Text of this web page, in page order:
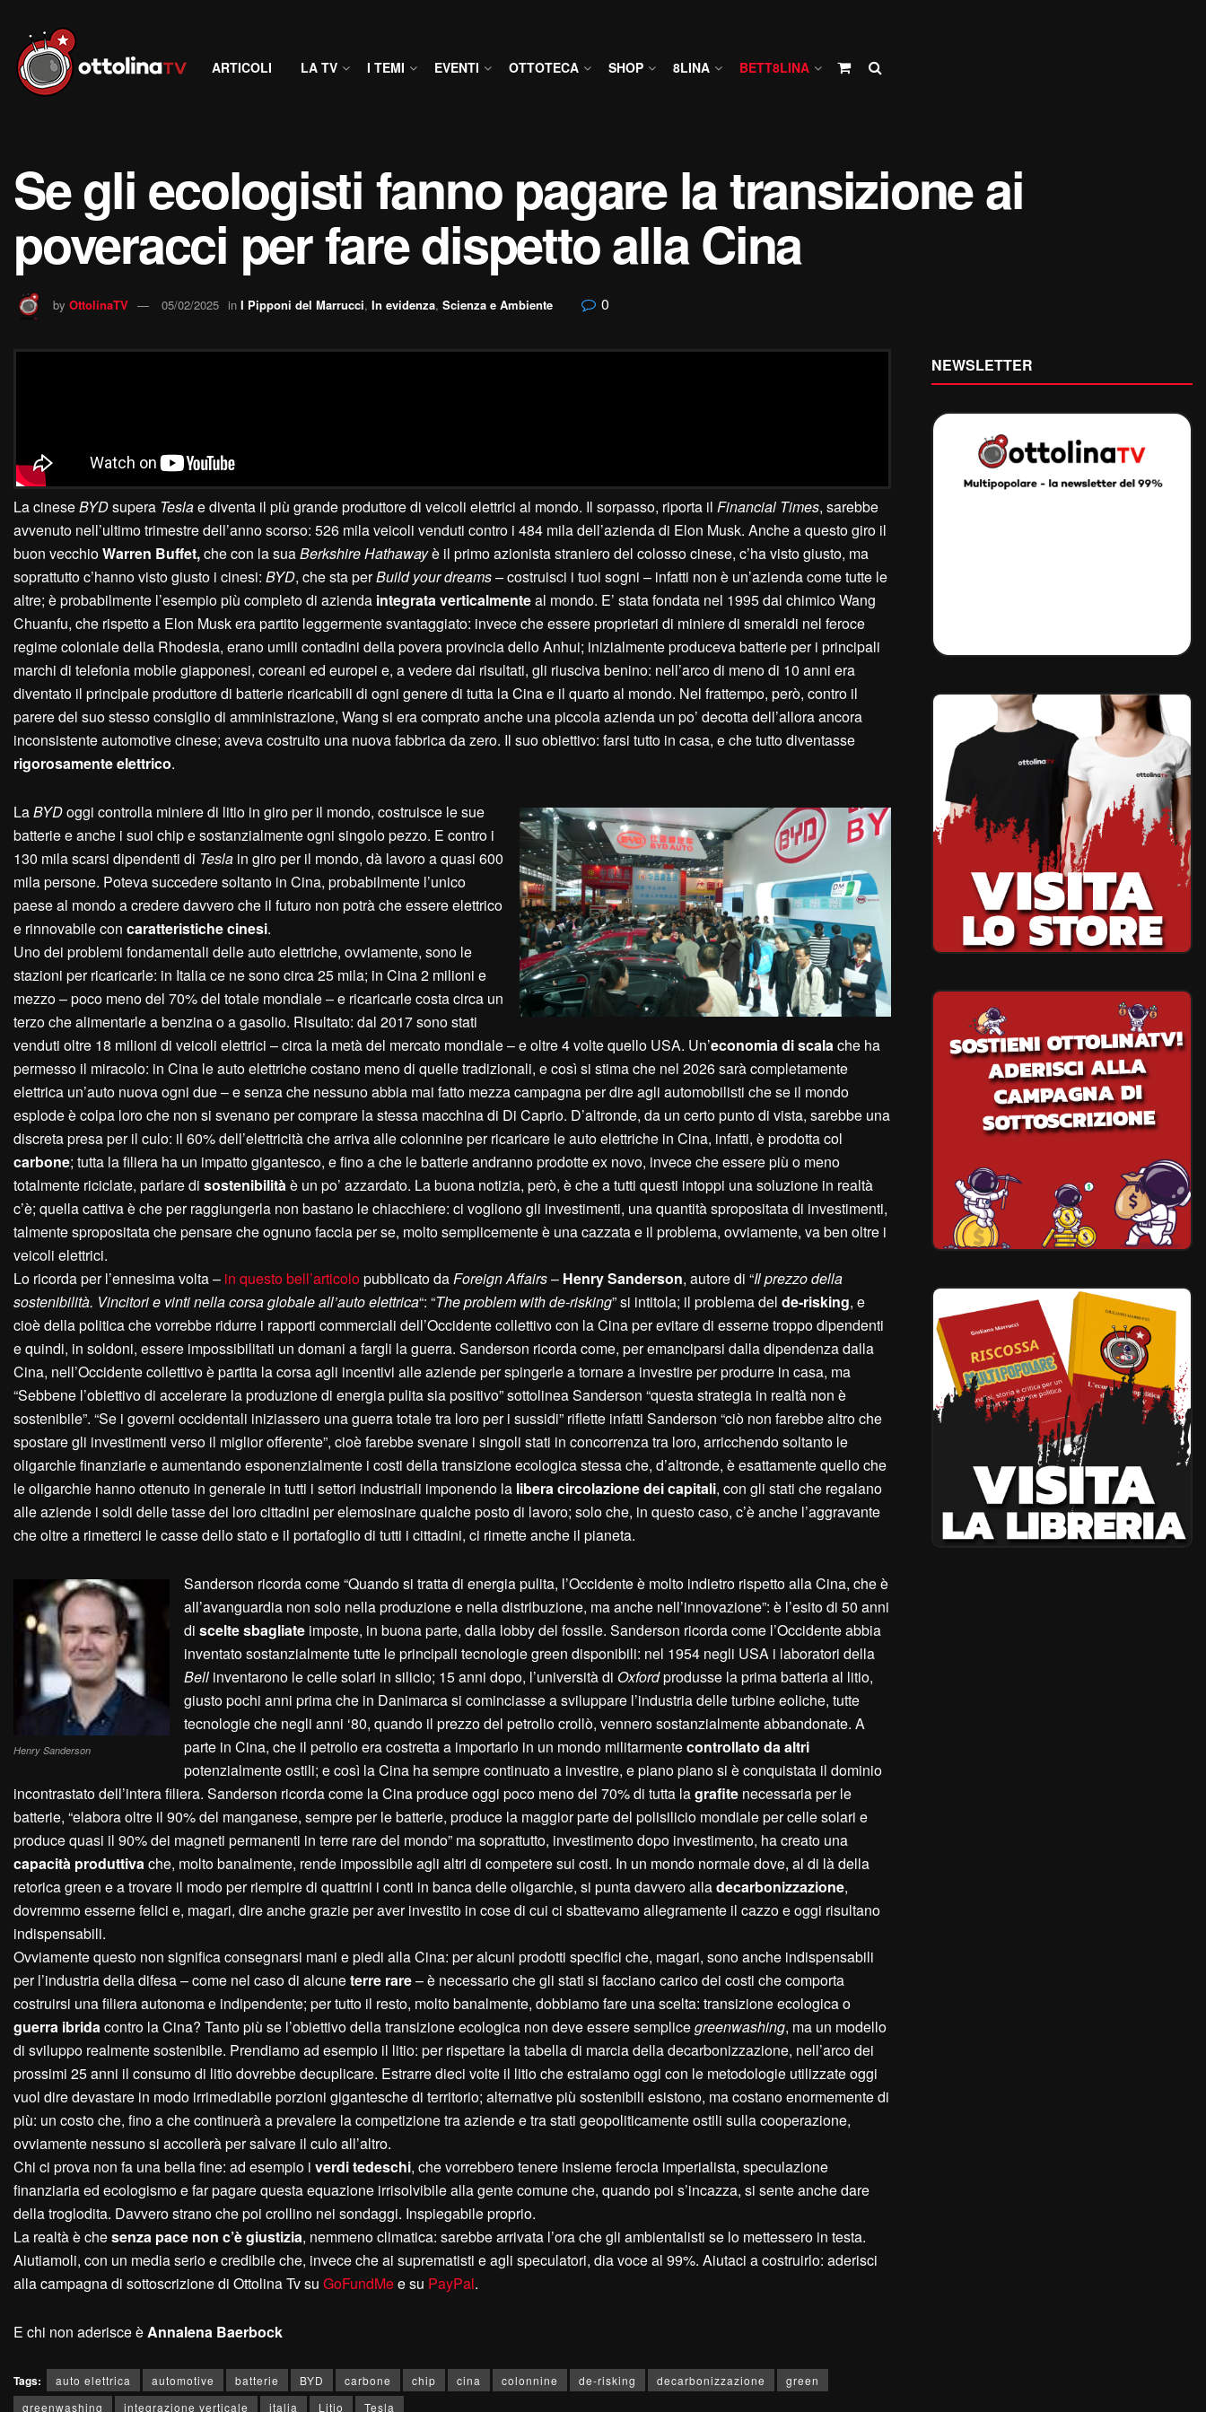
ARTICOLI LA TV I TEMI EVENTI OTTOTECA SHOP 8LINA BETT8LINA
Se gli ecologisti fanno pagare la transizione ai
poveracci per fare dispetto alla Cina
by OttolinaTV 05/02/2025 in I Pipponi del Marrucci, In evidenza, Scienza e Ambiente 0
La cineseBYDsupera Teslae diventa il più grande produttore di veicoli elettrici al mondo. Il sorpasso, riporta il Financial Times, sarebbe
avvenuto nell’ultimo trimestre dell’anno scorso: 526 mila veicoli venduti contro i 484 mila dell’azienda di Elon Musk. Anche a questo giro il
buon vecchioWarren Buffet,che con la suaBerkshireHathawayè il primo azionista straniero del colosso cinese, c’ha visto giusto, ma
soprattutto c’hanno visto giusto i cinesi: BYD, che sta perBuild your dreams –costruisci i tuoi sogni – infatti non è un’azienda come tutte le
altre; è probabilmente l’esempio più completo di azienda integrata verticalmenteal mondo. E’ stata fondata nel 1995 dal chimico Wang
Chuanfu, che rispetto a Elon Musk era partito leggermente svantaggiato: invece che essere proprietari di miniere di smeraldi nel feroce
regime coloniale della Rhodesia, erano umili contadini della povera provincia dello Anhui; inizialmente produceva batterie per i principali
marchi di telefonia mobile giapponesi, coreani ed europei e, a vedere dai risultati, gli riusciva benino: nell’arco di meno di 10 anni era
diventato il principale produttore di batterie ricaricabili di ogni genere di tutta la Cina e il quarto al mondo. Nel frattempo, però, contro il
parere del suo stesso consiglio di amministrazione, Wang si era comprato anche una piccola azienda un po’ decotta dell’allora ancora
inconsistente automotive cinese; aveva costruito una nuova fabbrica da zero. Il suo obiettivo: farsi tutto in casa, e che tutto diventasse
rigorosamente elettrico.
LaBYDoggi controlla miniere di litio in giro per il mondo, costruisce le sue
batterie e anche i suoi chip e sostanzialmente ogni singolo pezzo. E contro i
130 mila scarsi dipendenti di Tesla in giro per il mondo, dà lavoro a quasi 600
mila persone. Poteva succedere soltanto in Cina, probabilmente l’unico
paese al mondo a credere davvero che il futuro non potrà che essere elettrico
e rinnovabile con caratteristiche cinesi.
Uno dei problemi fondamentali delle auto elettriche, ovviamente, sono le
stazioni per ricaricarle: in Italia ce ne sono circa 25 mila; in Cina 2 milioni e
mezzo – poco meno del 70% del totale mondiale – e ricaricarle costa circa un
terzo che alimentarle a benzina o a gasolio. Risultato: dal 2017 sono stati
venduti oltre 18 milioni di veicoli elettrici – circa la metà del mercato mondiale – e oltre 4 volte quello USA. Un’economia di scalache ha
permesso il miracolo: in Cina le auto elettriche costano meno di quelle tradizionali, e così si stima che nel 2026 sarà completamente
elettrica un’auto nuova ogni due – e senza che nessuno abbia mai fatto mezza campagna per dire agli automobilisti che se il mondo
esplode è colpa loro che non si svenano per comprare la stessa macchina di Di Caprio. D’altronde, da un certo punto di vista, sarebbe una
discreta presa per il culo: il 60% dell’elettricità che arriva alle colonnine per ricaricare le auto elettriche in Cina, infatti, è prodotta col
carbone; tutta la filiera ha un impatto gigantesco, e fino a che le batterie andranno prodotte ex novo, invece che essere più o meno
totalmente riciclate, parlare di sostenibilitàè un po’ azzardato. La buona notizia, però, è che a tutti questi intoppi una soluzione in realtà
c’è; quella cattiva è che per raggiungerla non bastano le chiacchiere: ci vogliono gli investimenti, una quantità spropositata di investimenti,
talmente spropositata che pensare che ognuno faccia per se, molto semplicemente è una cazzata e il problema, ovviamente, va ben oltre i
veicoli elettrici.
Lo ricorda per l’ennesima volta – in questo bell’articolopubblicato daForeign Affairs– Henry Sanderson, autore di “Il prezzo della
sostenibilità. Vincitori e vinti nella corsa globale all’auto elettrica“: “The problem with de-risking” si intitola; il problema del de-risking, e
cioè della politica che vorrebbe ridurre i rapporti commerciali dell’Occidente collettivo con la Cina per evitare di esserne troppo dipendenti
e quindi, in soldoni, essere impossibilitati un domani a fargli la guerra. Sanderson ricorda come, per emanciparsi dalla dipendenza dalla
Cina, nell’Occidente collettivo è partita la corsa agli incentivi alle aziende per spingerle a tornare a investire per produrre in casa, ma
“Sebbene l’obiettivo di accelerare la produzione di energia pulita sia positivo” sottolinea Sanderson “questa strategia in realtà non è
sostenibile”. “Se i governi occidentali iniziassero una guerra totale tra loro per i sussidi” riflette infatti Sanderson “ciò non farebbe altro che
spostare gli investimenti verso il miglior offerente”, cioè farebbe svenare i singoli stati in concorrenza tra loro, arricchendo soltanto le
oligarchie finanziarie e aumentando esponenzialmente i costi della transizione ecologica stessa che, d’altronde, è esattamente quello che
le oligarchie hanno ottenuto in generale in tutti i settori industriali imponendo la libera circolazione dei capitali, con gli stati che regalano
alle aziende i soldi delle tasse dei loro cittadini per elemosinare qualche posto di lavoro; solo che, in questo caso, c’è anche l’aggravante
che oltre a rimetterci le casse dello stato e il portafoglio di tutti i cittadini, ci rimette anche il pianeta.
Henry Sanderson
Sanderson ricorda come “Quando si tratta di energia pulita, l’Occidente è molto indietro rispetto alla Cina, che è
all’avanguardia non solo nella produzione e nella distribuzione, ma anche nell’innovazione”: è l’esito di 50 anni
di scelte sbagliate imposte, in buona parte, dalla lobby del fossile. Sanderson ricorda come l’Occidente abbia
inventato sostanzialmente tutte le principali tecnologie green disponibili: nel 1954 negli USA i laboratori della
Bell inventarono le celle solari in silicio; 15 anni dopo, l’università di Oxfordprodusse la prima batteria al litio,
giusto pochi anni prima che in Danimarca si cominciasse a sviluppare l’industria delle turbine eoliche, tutte
tecnologie che negli anni ‘80, quando il prezzo del petrolio crollò, vennero sostanzialmente abbandonate. A
parte in Cina, che il petrolio era costretta a importarlo in un mondo militarmentecontrollato da altri
potenzialmente ostili; e così la Cina ha sempre continuato a investire, e piano piano si è conquistata il dominio
incontrastato dell’intera filiera. Sanderson ricorda come la Cina produce oggi poco meno del 70% di tutta lagrafite necessaria per le
batterie, “elabora oltre il 90% del manganese, sempre per le batterie, produce la maggior parte del polisilicio mondiale per celle solari e
produce quasi il 90% dei magneti permanenti in terre rare del mondo” ma soprattutto, investimento dopo investimento, ha creato una
capacità produttivache, molto banalmente, rende impossibile agli altri di competere sui costi. In un mondo normale dove, al di là della
retorica green e a trovare il modo per riempire di quattrini i conti in banca delle oligarchie, si punta davvero alladecarbonizzazione,
dovremmo esserne felici e, magari, dire anche grazie per aver investito in cose di cui ci sbattevamo allegramente il cazzo e oggi risultano
indispensabili.
Ovviamente questo non significa consegnarsi mani e piedi alla Cina: per alcuni prodotti specifici che, magari, sono anche indispensabili
per l’industria della difesa – come nel caso di alcuneterre rare– è necessario che gli stati si facciano carico dei costi che comporta
costruirsi una filiera autonoma e indipendente; per tutto il resto, molto banalmente, dobbiamo fare una scelta: transizione ecologica o
guerra ibridacontro la Cina? Tanto più se l’obiettivo della transizione ecologica non deve essere semplicegreenwashing, ma un modello
di sviluppo realmente sostenibile. Prendiamo ad esempio il litio: per rispettare la tabella di marcia della decarbonizzazione, nell’arco dei
prossimi 25 anni il consumo di litio dovrebbe decuplicare. Estrarre dieci volte il litio che estraiamo oggi con le metodologie utilizzate oggi
vuol dire devastare in modo irrimediabile porzioni gigantesche di territorio; alternative più sostenibili esistono, ma costano enormemente di
più: un costo che, fino a che continuerà a prevalere la competizione tra aziende e tra stati geopoliticamente ostili sulla cooperazione,
ovviamente nessuno si accollerà per salvare il culo all’altro.
Chi ci prova non fa una bella fine: ad esempio i verdi tedeschi, che vorrebbero tenere insieme ferocia imperialista, speculazione
finanziaria ed ecologismo e far pagare questa equazione irrisolvibile alla gente comune che, quando poi s’incazza, si sente anche dare
della troglodita. Davvero strano che poi crollino nei sondaggi. Inspiegabile proprio.
La realtà è chesenza pace non c’è giustizia, nemmeno climatica: sarebbe arrivata l’ora che gli ambientalisti se lo mettessero in testa.
Aiutiamoli, con un media serio e credibile che, invece che ai suprematisti e agli speculatori, dia voce al 99%. Aiutaci a costruirlo: aderisci
alla campagna di sottoscrizione di Ottolina Tv su GoFundMee su PayPal.
E chi non aderisce èAnnalena Baerbock
Tags: auto elettrica automotive batterie BYD carbone chip cina colonnine de-risking decarbonizzazione
green
greenwashing
integrazione verticale italia Litio Tesla
NEWSLETTER